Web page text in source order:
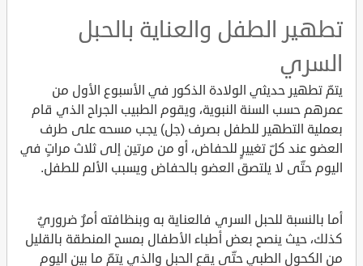
تطهير الطفل والعناية بالحبل
السري
يتمّ تطهير حديثي الولادة الذكور في الأسبوع الأول من
عمرهم حسب السنة النبوية، ويقوم الطبيب الجراح الذي قام
بعملية التطهير للطفل بصرف (جل) يجب مسحه على طرف
العضو عند كلّ تغييرٍ للحفاض، أو من مرتين إلى ثلاث مراتٍ في
اليوم حتّى لا يلتصق العضو بالحفاض ويسبب الألم للطفل.
أما بالنسبة للحبل السري فالعناية به وبنظافته أمرٌ ضروريٌ
كذلك، حيث ينصح بعض أطباء الأطفال بمسح المنطقة بالقليل
من الكحول الطبي حتّى يقع الحبل والذي يتمّ ما بين اليوم